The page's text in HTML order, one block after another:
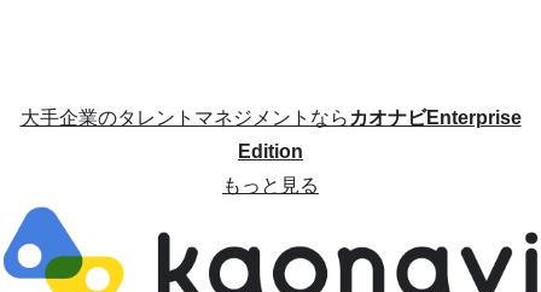
大手企業のタレントマネジメントならカオナビEnterprise
Edition
もっと見る